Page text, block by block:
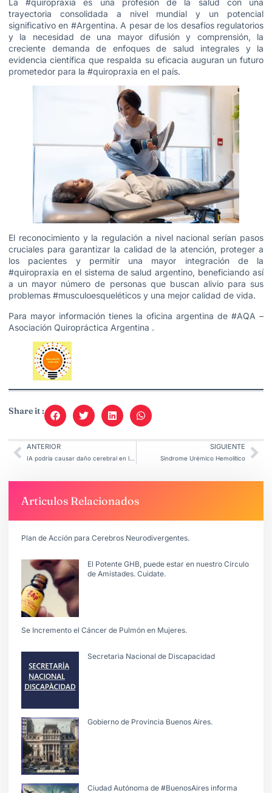
trayectoria consolidada a nivel mundial y un potencial
significativo en #Argentina. A pesar de los desafíos regulatorios
y la necesidad de una mayor difusión y comprensión, la
creciente demanda de enfoques de salud integrales y la
evidencia científica que respalda su eficacia auguran un futuro
prometedor para la #quiropraxia en el país.
El reconocimiento y la regulación a nivel nacional serían pasos
cruciales para garantizar la calidad de la atención, proteger a
los pacientes y permitir una mayor integración de la
#quiropraxia en el sistema de salud argentino, beneficiando así
a un mayor número de personas que buscan alivio para sus
problemas #musculoesqueléticos y una mejor calidad de vida.
Para mayor información tienes la oficina argentina de #AQA –
Asociación Quiropráctica Argentina .
Share it :
ANTERIOR SIGUIENTE
Sindrome Urémico Hemolítico
Articulos Relacionados
Plan de Acción para Cerebros Neurodivergentes.
El Potente GHB, puede estar en nuestro Círculo
de Amistades. Cuidate.
Se Incremento el Cáncer de Pulmón en Mujeres.
Secretarìa Nacional de Discapacidad
Gobierno de Provincia Buenos Aires.
Ciudad Autónoma de #BuenosAires informa